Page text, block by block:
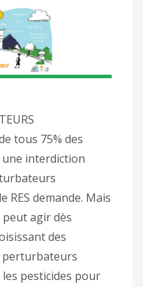
tous 75% des
interdiction
RES demande. Mais
agir dès
des
perturbateurs
pesticides pour